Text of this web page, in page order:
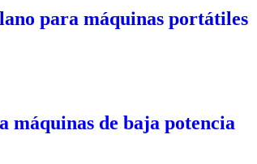
para máquinas portátiles
máquinas de baja potencia